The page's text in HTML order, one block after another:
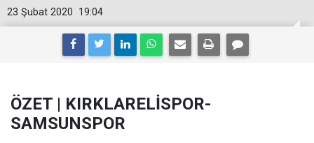
19:04
23 Şubat 2020
ÖZET | KIRKLARELİSPOR-
SAMSUNSPOR